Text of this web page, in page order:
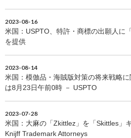
2023-08-16
米国：USPTO、特許・商標の出願人に
を提供
2023-08-14
米国：模倣品・海賊版対策の将来戦略
は8月23日午前0時 － USPTO
2023-07-28
米国：大麻の「Zkittlez」を「Skittles」
Knijff Trademark Attorneys